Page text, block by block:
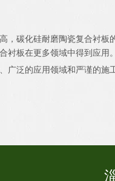
，碳化硅耐磨陶瓷复合衬
衬板在更多领域中得到应用。
泛的应用领域和严谨的施